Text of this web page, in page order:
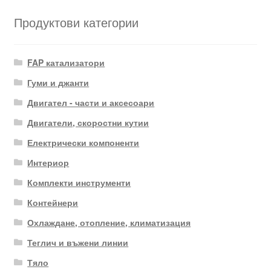
Продуктови категории
FAP катализатори
Гуми и джанти
Двигател - части и аксесоари
Двигатели, скоростни кутии
Електрически компоненти
Интериор
Комплекти инструменти
Контейнери
Охлаждане, отопление, климатизация
Теглич и въжени линии
Тяло